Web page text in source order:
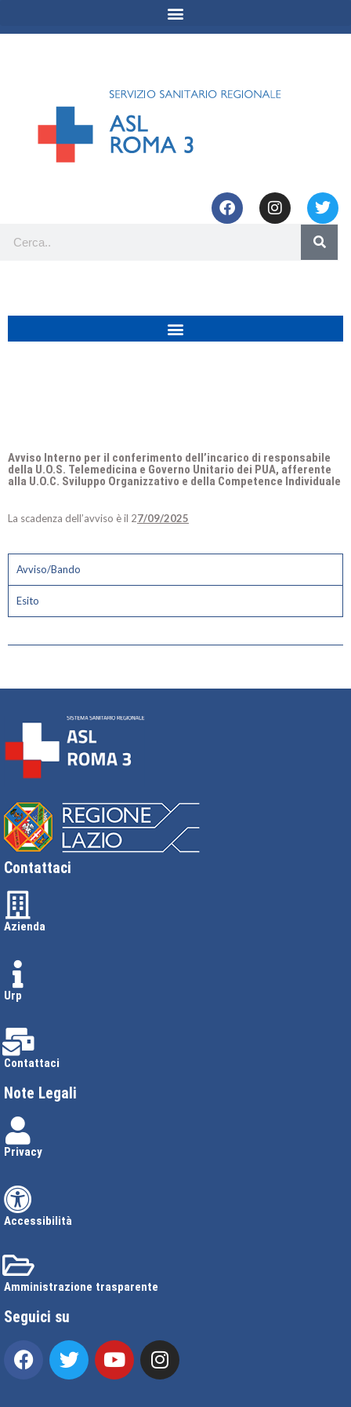
Avviso Interno per il conferimento dell’incarico di responsabile
della U.O.S. Telemedicina e Governo Unitario dei PUA, afferente
alla U.O.C. Sviluppo Organizzativo e della Competence Individuale
La scadenza dell’avviso è il 27/09/2025
Avviso/Bando
Esito
Contattaci
Azienda
Urp
Contattaci
Note Legali
Privacy
Accessibilità
Amministrazione trasparente
Seguici su